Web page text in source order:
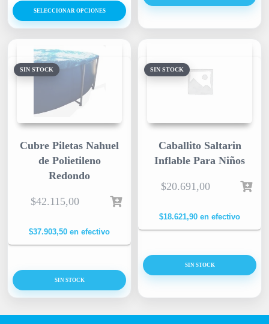
SELECCIONAR OPCIONES
SIN STOCK
Cubre Piletas Nahuel
de Polietileno
Redondo
$42.115,00
$37.903,50 en efectivo
SIN STOCK
SIN STOCK
Caballito Saltarin
Inflable Para Niños
$20.691,00
$18.621,90 en efectivo
SIN STOCK